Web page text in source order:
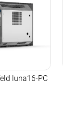
luna16-PC